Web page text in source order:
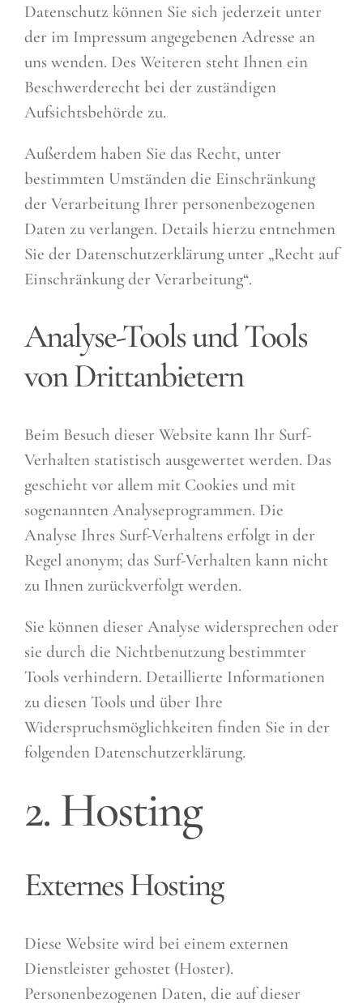
Datenschutz können Sie sich jederzeit unter
der im Impressum angegebenen Adresse an
uns wenden. Des Weiteren steht Ihnen ein
Beschwerderecht bei der zuständigen
Aufsichtsbehörde zu.
Außerdem haben Sie das Recht, unter
bestimmten Umständen die Einschränkung
der Verarbeitung Ihrer personenbezogenen
Daten zu verlangen. Details hierzu entnehmen
Sie der Datenschutzerklärung unter „Recht auf
Einschränkung der Verarbeitung“.
Analyse-Tools und Tools
von Drittanbietern
Beim Besuch dieser Website kann Ihr Surf-
Verhalten statistisch ausgewertet werden. Das
geschieht vor allem mit Cookies und mit
sogenannten Analyseprogrammen. Die
Analyse Ihres Surf-Verhaltens erfolgt in der
Regel anonym; das Surf-Verhalten kann nicht
zu Ihnen zurückverfolgt werden.
Sie können dieser Analyse widersprechen oder
sie durch die Nichtbenutzung bestimmter
Tools verhindern. Detaillierte Informationen
zu diesen Tools und über Ihre
Widerspruchsmöglichkeiten finden Sie in der
folgenden Datenschutzerklärung.
2. Hosting
Externes Hosting
Diese Website wird bei einem externen
Dienstleister gehostet (Hoster).
Personenbezogenen Daten, die auf dieser